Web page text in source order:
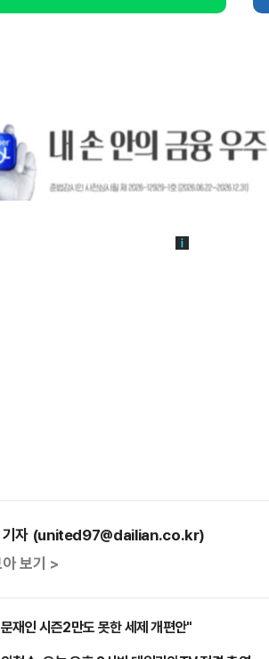
기자 (united97@dailian.co.kr)
보기 >
재인 시즌2만도 못한 세제 개편안"